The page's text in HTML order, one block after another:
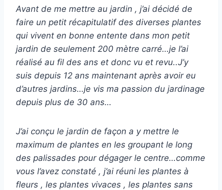
Avant de me mettre au jardin , j’ai décidé de
faire un petit récapitulatif des diverses plantes
qui vivent en bonne entente dans mon petit
jardin de seulement 200 mètre carré…je l’ai
réalisé au fil des ans et donc vu et revu..J’y
suis depuis 12 ans maintenant après avoir eu
d’autres jardins…je vis ma passion du jardinage
depuis plus de 30 ans…
J’ai conçu le jardin de façon a y mettre le
maximum de plantes en les groupant le long
des palissades pour dégager le centre…comme
vous l’avez constaté , j’ai réuni les plantes à
fleurs , les plantes vivaces , les plantes sans